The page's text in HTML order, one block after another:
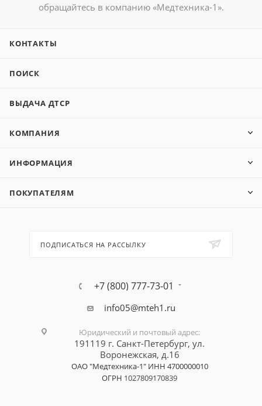
обращайтесь в компанию «Медтехника-1».
КОНТАКТЫ
ПОИСК
ВЫДАЧА ДТСР
КОМПАНИЯ
ИНФОРМАЦИЯ
ПОКУПАТЕЛЯМ
ПОДПИСАТЬСЯ НА РАССЫЛКУ
+7 (800) 777-73-01
info05@mteh1.ru
Юридический и почтовый адрес:
191119 г. Санкт-Петербург, ул.
Воронежская, д.16
ОАО "Медтехника-1" ИНН 4700000010
ОГРН 1027809170839